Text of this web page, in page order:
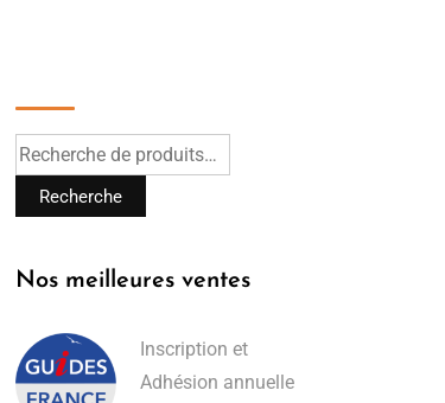
Recherche
Nos meilleures ventes
Inscription et
Adhésion annuelle